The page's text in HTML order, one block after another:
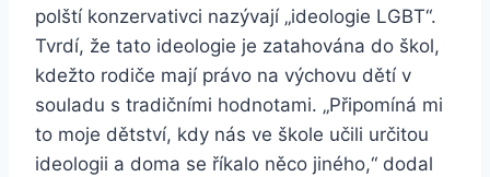
polští konzervativci nazývají „ideologie LGBT“.
Tvrdí, že tato ideologie je zatahována do škol,
kdežto rodiče mají právo na výchovu dětí v
souladu s tradičními hodnotami. „Připomíná mi
to moje dětství, kdy nás ve škole učili určitou
ideologii a doma se říkalo něco jiného,“ dodal